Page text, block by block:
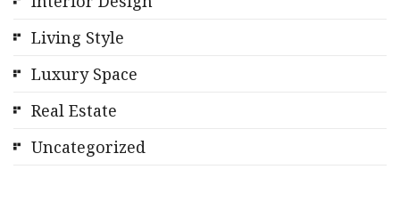
Living Style
Luxury Space
Real Estate
Uncategorized